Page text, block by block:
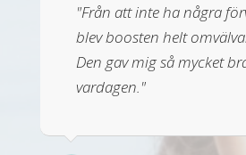
"Från att inte ha några
blev boosten helt
Den gav mig så mycket
vardagen."